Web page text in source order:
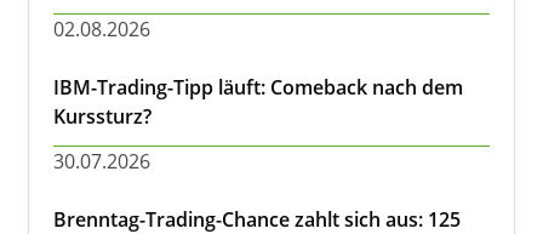
02.08.2026
IBM-Trading-Tipp läuft: Comeback nach dem
Kurssturz?
30.07.2026
Brenntag-Trading-Chance zahlt sich aus: 125